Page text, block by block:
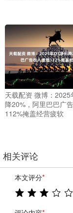
天载配资 微博：2025
降20%，阿里巴巴广
112%掩盖经营疲软
相关评论
本文评分*